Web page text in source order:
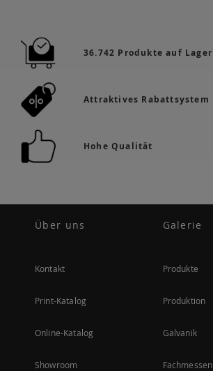
36.742 Produkte auf Lager
Attraktives Rabattsystem
Hohe Qualität
Über uns
Kontakt
Print-Katalog
Online-Katalog
Showroom
Galerie
Produkte
Produktion
Galvanik
Fachmessen